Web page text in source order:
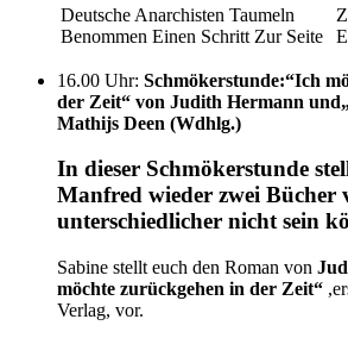
Deutsche Anarchisten Taumeln
Benommen Einen Schritt Zur Seite
16.00 Uhr: Schmökerstunde:“Ich
der Zeit“ von Judith Hermann
Mathijs Deen (Wdhlg.)
In dieser Schmökerstunde
Manfred wieder zwei Bücher
unterschiedlicher nicht sein
Sabine stellt euch den Roman von
möchte zurückgehen in der Zeit“
Verlag, vor.